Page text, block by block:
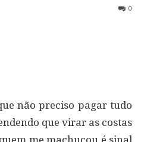
0
não preciso pagar tudo
que virar as costas